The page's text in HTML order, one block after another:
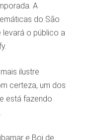
A
do São
levará o público a
ilustre
certeza, um dos
está fazendo
e Boi de